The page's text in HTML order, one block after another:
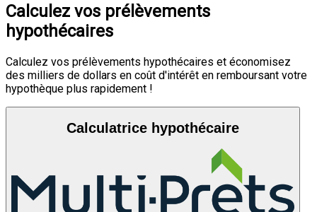
Calculez vos prélèvements
hypothécaires
Calculez vos prélèvements hypothécaires et économisez
des milliers de dollars en coût d'intérêt en remboursant votre
hypothèque plus rapidement !
Calculatrice hypothécaire